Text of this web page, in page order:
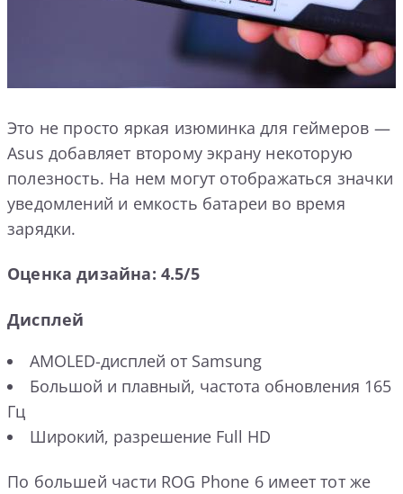
Это не просто яркая изюминка для геймеров —
Asus добавляет второму экрану некоторую
полезность. На нем могут отображаться значки
уведомлений и емкость батареи во время
зарядки.
Оценка дизайна: 4.5/5
Дисплей
AMOLED-дисплей от Samsung
Большой и плавный, частота обновления 165
Гц
Широкий, разрешение Full HD
По большей части ROG Phone 6 имеет тот же